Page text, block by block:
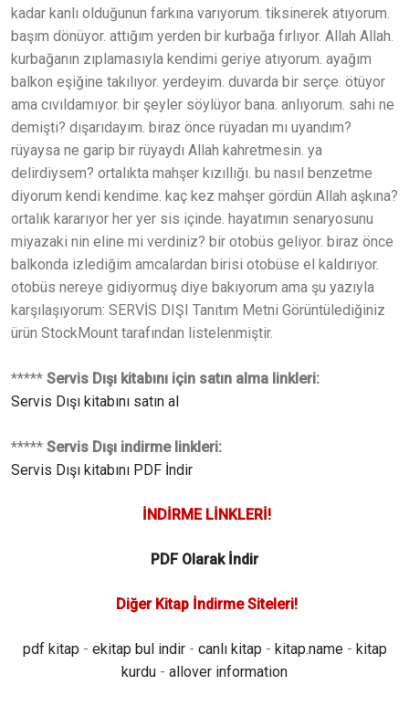
kadar kanlı olduğunun farkına varıyorum. tiksinerek atıyorum.
başım dönüyor. attığım yerden bir kurbağa fırlıyor. Allah Allah.
kurbağanın zıplamasıyla kendimi geriye atıyorum. ayağım
balkon eşiğine takılıyor. yerdeyim. duvarda bir serçe. ötüyor
ama cıvıldamıyor. bir şeyler söylüyor bana. anlıyorum. sahi ne
demişti? dışarıdayım. biraz önce rüyadan mı uyandım?
rüyaysa ne garip bir rüyaydı Allah kahretmesin. ya
delirdiysem? ortalıkta mahşer kızıllığı. bu nasıl benzetme
diyorum kendi kendime. kaç kez mahşer gördün Allah aşkına?
ortalık kararıyor her yer sis içinde. hayatımın senaryosunu
miyazaki nin eline mi verdiniz? bir otobüs geliyor. biraz önce
balkonda izlediğim amcalardan birisi otobüse el kaldırıyor.
otobüs nereye gidiyormuş diye bakıyorum ama şu yazıyla
karşılaşıyorum: SERVİS DIŞI Tanıtım Metni Görüntülediğiniz
ürün StockMount tarafından listelenmiştir.
***** Servis Dışı kitabını için satın alma linkleri:
Servis Dışı kitabını satın al
***** Servis Dışı indirme linkleri:
Servis Dışı kitabını PDF İndir
İNDİRME LİNKLERİ!
PDF Olarak İndir
Diğer Kitap İndirme Siteleri!
pdf kitap - ekitap bul indir- canlı kitap - kitap.name- kitap
kurdu - allover information